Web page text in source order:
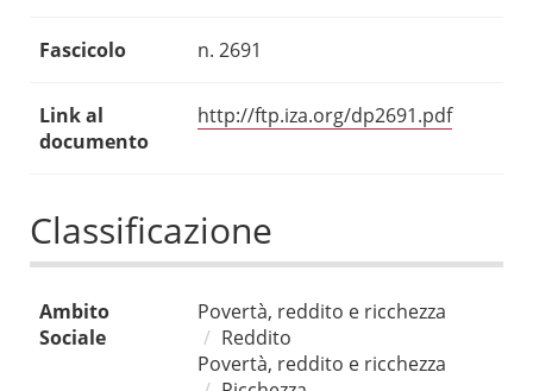
Fascicolo n. 2691
Link al
documento
http://ftp.iza.org/dp2691.pdf
Classificazione
Ambito
Sociale
Povertà, reddito e ricchezza
Reddito
Povertà, reddito e ricchezza